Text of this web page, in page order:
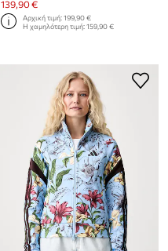
139,90 €
Αρχική τιμή:199,90 €
Η χαμηλότερη τιμή:159,90 €